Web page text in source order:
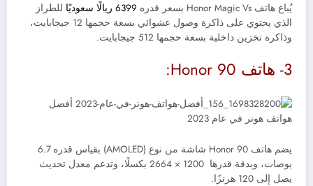
يُباع هاتف Honor Magic Vs بسعر قدره 6399 ريالًا سعوديًا
للطراز
الذي يحتوي على ذاكرة وصول عشوائي بسعة حجمها 12 جيجابايت،
وذاكرة تخزين داخلية بسعة حجمها 512 جيجابايت.
3- هاتف Honor 90:
يضم هاتف Honor 90 شاشة من نوع (AMOLED) بقياس قدره 6.7
بوصات، وبدقة قدرها 1200 × 2664 بكسلًا، وتدعم معدل تحديث
يصل إلى 120 هرتزًا.